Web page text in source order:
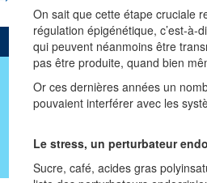
On sait que cette étape cruciale
régulation épigénétique, c’est-à-
qui peuvent néanmoins être
pas être produite, quand bien
Or ces dernières années un
pouvaient interférer avec les
Le stress, un perturbateur
Sucre, café, acides gras